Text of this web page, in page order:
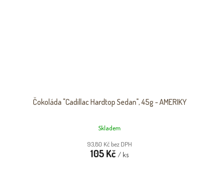
Čokoláda "Cadillac Hardtop Sedan", 45g - AMERIKY
Skladem
93,80 Kč bez DPH
105 Kč / ks